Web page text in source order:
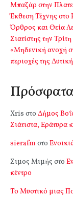
Μπαζάρ στην
Έκθεση Τέχνης στο
Όρθρος και Θεία
Σιατίστης την
«Μηδενική ανοχή
περιοχές της
Xris στο Δήμος
Σιάτιστα, Εράτυρα
sierafm στο
Σιμος Μιμής στο
κέντρο
Το Μυστικό μιας